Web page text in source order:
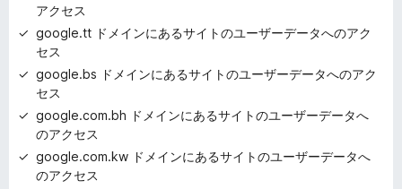
アクセス
google.tt ドメインにあるサイトのユーザーデータへのアク
セス
google.bs ドメインにあるサイトのユーザーデータへのアク
セス
google.com.bh ドメインにあるサイトのユーザーデータへ
のアクセス
google.com.kw ドメインにあるサイトのユーザーデータへ
のアクセス